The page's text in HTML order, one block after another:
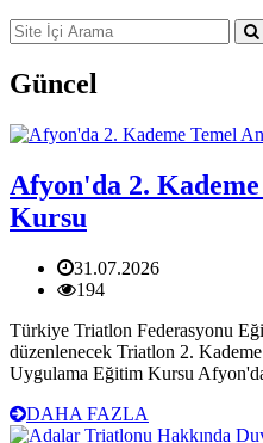
Güncel
Afyon'da 2.
Kursu
31.07.2026
194
Türkiye Triatlon Federasyonu
düzenlenecek Triatlon 2.
Uygulama Eğitim Kursu
DAHA FAZLA